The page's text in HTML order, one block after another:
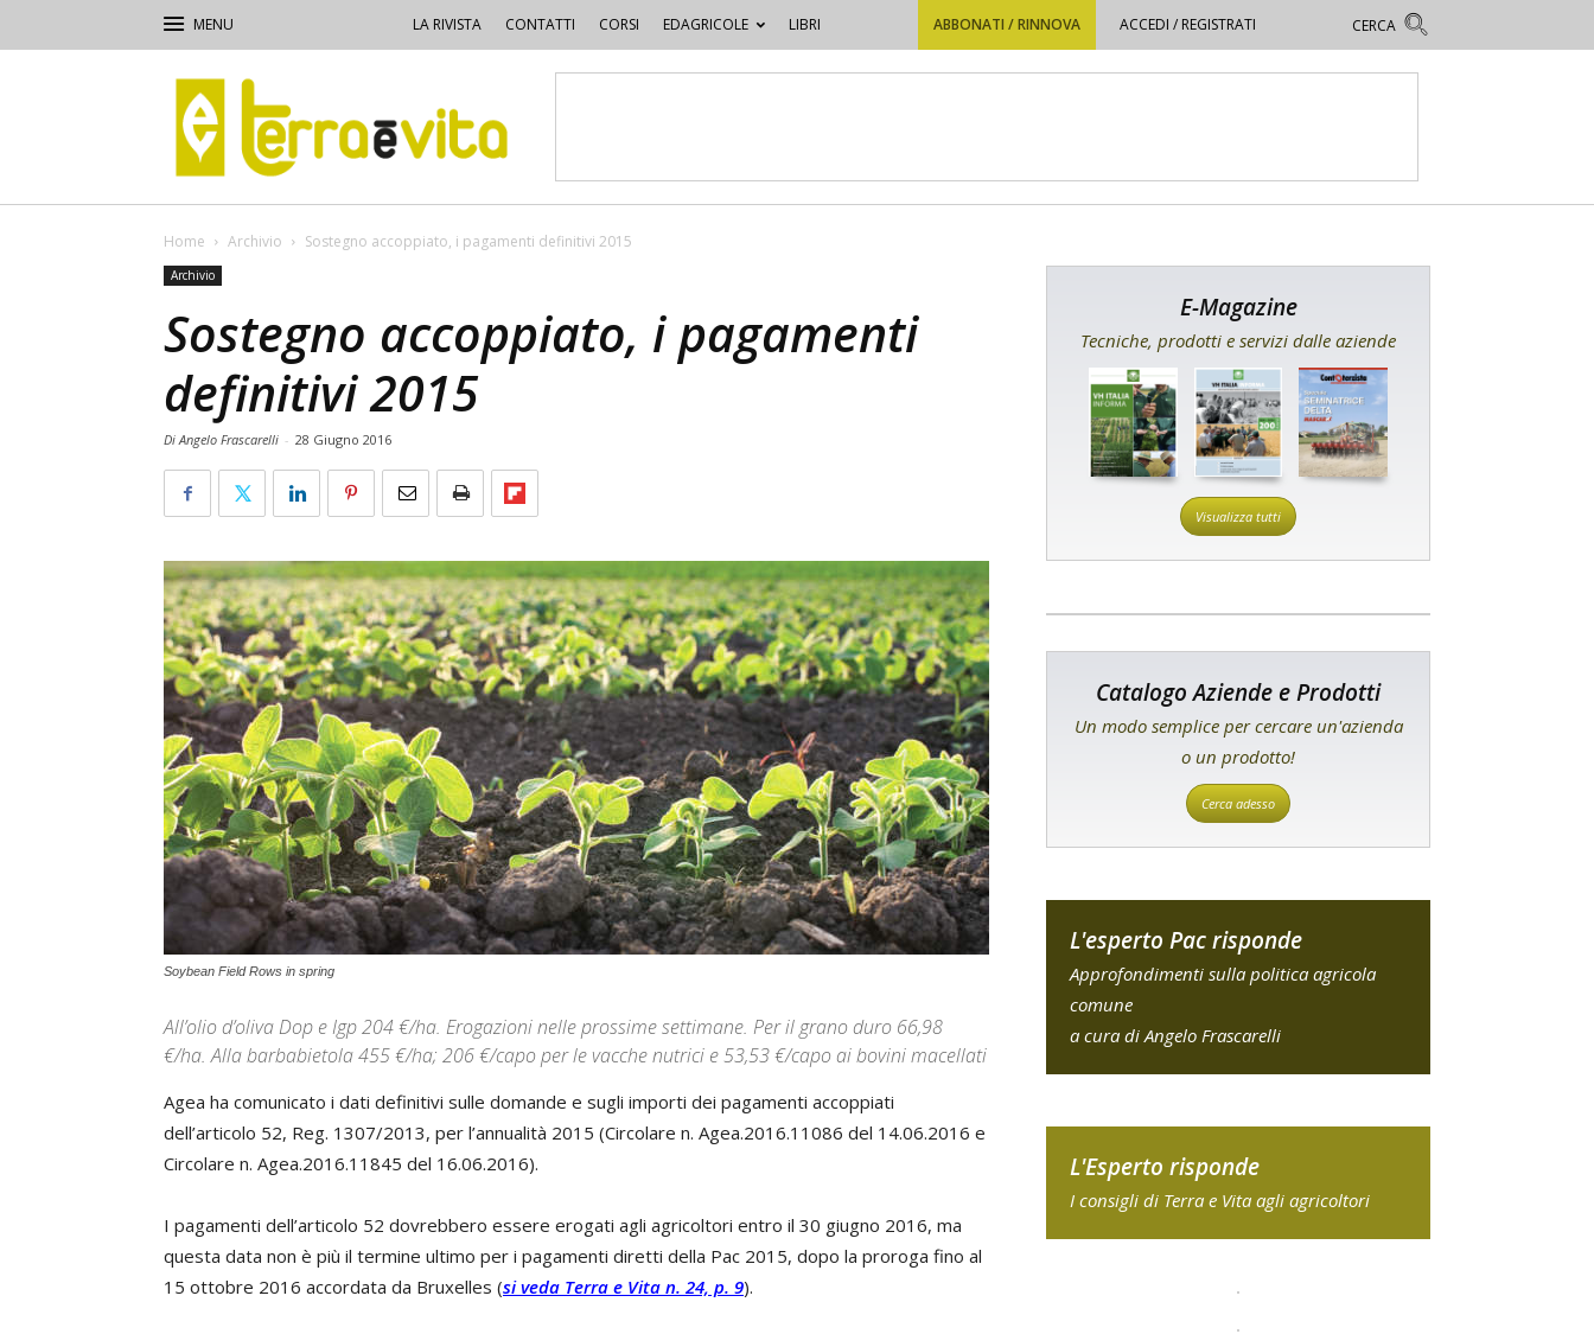
LA RIVISTA CONTATTI CORSI EDAGRICOLE LIBRI ABBONATI / RINNOVA ACCEDI / REGISTRATI
Terra
e
Vita
Home Archivio Sostegno accoppiato, i pagamenti definitivi 2015
Archivio
Sostegno accoppiato, i pagamenti
definitivi 2015
Di Angelo Frascarelli - 28 Giugno 2016
Soybean Field Rows in spring
All’olio d’oliva Dop e Igp 204 €/ha. Erogazioni nelle prossime settimane. Per il grano duro 66,98
€/ha. Alla barbabietola 455 €/ha; 206 €/capo per le vacche nutrici e 53,53 €/capo ai bovini macellati
Agea ha comunicato i dati definitivi sulle domande e sugli importi dei pagamenti accoppiati
dell’articolo 52, Reg. 1307/2013, per l’annualità 2015 (Circolare n. Agea.2016.11086 del 14.06.2016 e
Circolare n. Agea.2016.11845 del 16.06.2016).
I pagamenti dell’articolo 52 dovrebbero essere erogati agli agricoltori entro il 30 giugno 2016, ma
questa data non è più il termine ultimo per i pagamenti diretti della Pac 2015, dopo la proroga fino al
15 ottobre 2016 accordata da Bruxelles (si veda Terra e Vita n. 24, p. 9).
E-Magazine
Tecniche, prodotti e servizi dalle aziende
Visualizza tutti
Catalogo Aziende e Prodotti
Un modo semplice per cercare un'azienda
o un prodotto!
Cerca adesso
L'esperto Pac risponde
Approfondimenti sulla politica agricola
comune
a cura di Angelo Frascarelli
L'Esperto risponde
I consigli di Terra e Vita agli agricoltori